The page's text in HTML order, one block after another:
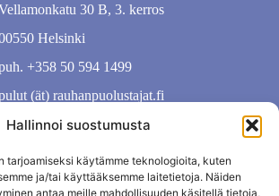
Hallinnoi suostumusta
tarjoamiseksi käytämme teknologioita, kuten
ja/tai käyttääksemme laitetietoja. Näiden
antaa meille mahdollisuuden käsitellä tietoja,
30 B, 3. kerros
Helsinki
+358 50 594 1499
(ät) rauhanpuolustajat.fi